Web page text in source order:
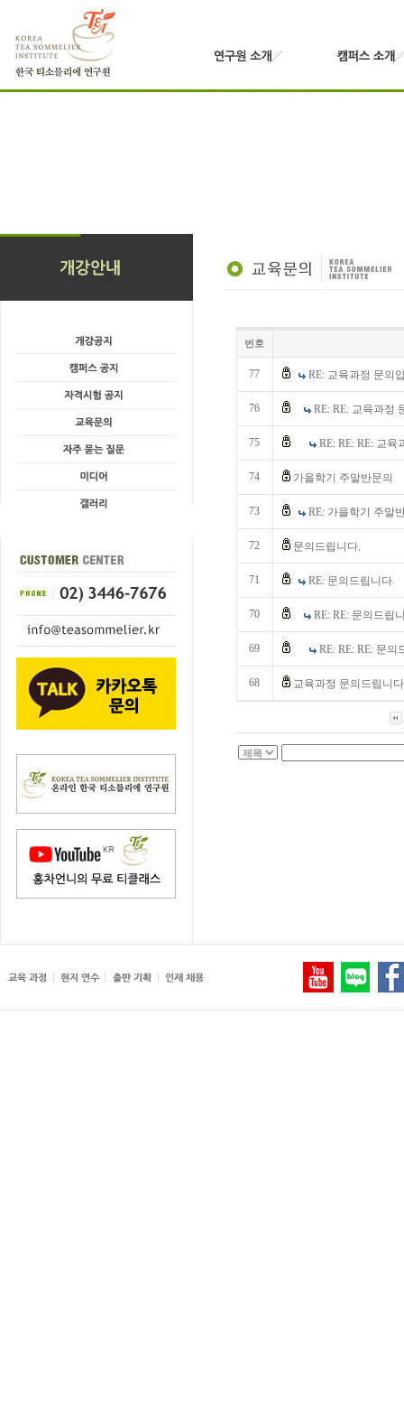
번호
77 RE: 교육과정 문의
76 RE: RE: 교육과정
75 RE: RE: RE: 교
74 가을학기 주말반문의
73 RE: 가을학기 주말
72 문의드립니다.
71 RE: 문의드립니다.
70 RE: RE: 문의드립
69 RE: RE: RE: 문의
68 교육과정 문의드립니다